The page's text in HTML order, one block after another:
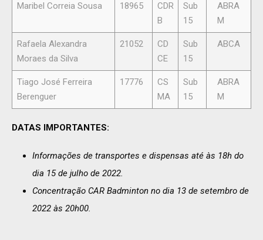
Maribel Correia Sousa 18965
CDR
B
Sub
15
ABRA
M
Rafaela Alexandra
Moraes da Silva
21052
CD
CE
Sub
15
ABCA
Tiago José Ferreira
Berenguer
17776
CS
MA
Sub
15
ABRA
M
DATAS IMPORTANTES:
Informações de transportes e dispensas até às 18h do
dia 15 de julho de 2022.
Concentração CAR Badminton no dia 13 de setembro de
2022 às 20h00.